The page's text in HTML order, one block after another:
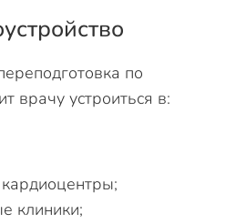
по
врачу устроиться в:
клиники;